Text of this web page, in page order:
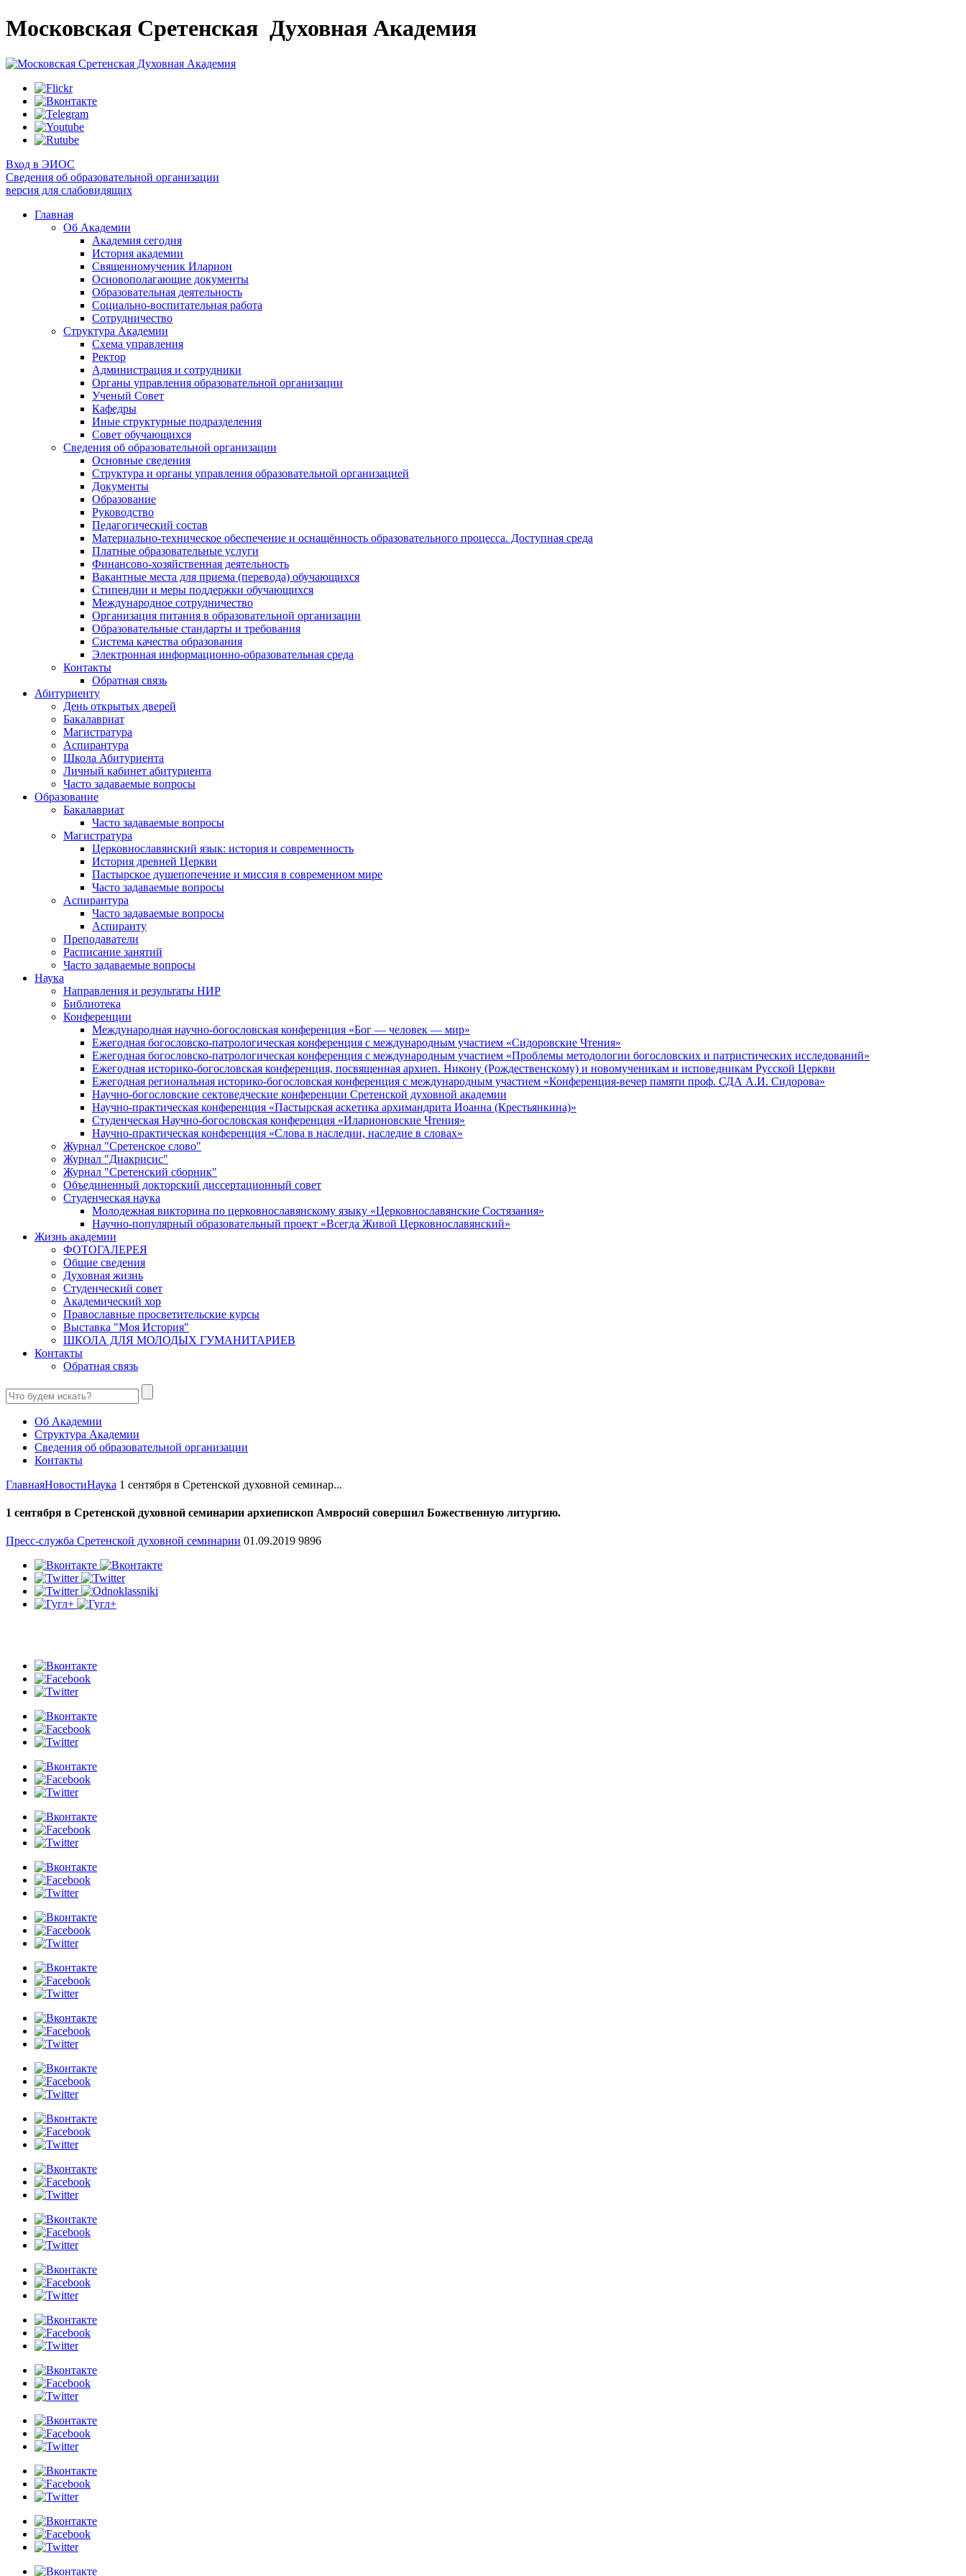
Московская Сретенская Духовная Академия
Вход в ЭИОС
Сведения об образовательной организации
версия для слабовидящих
Главная
Об Академии
Академия сегодня
История академии
Священномученик Иларион
Основополагающие документы
Образовательная деятельность
Социально-воспитательная работа
Сотрудничество
Структура Академии
Схема управления
Ректор
Администрация и сотрудники
Органы управления образовательной организации
Ученый Совет
Кафедры
Иные структурные подразделения
Совет обучающихся
Сведения об образовательной организации
Основные сведения
Структура и органы управления образовательной организацией
Документы
Образование
Руководство
Педагогический состав
Материально-техническое обеспечение и оснащённость образовательного процесса. Доступная среда
Платные образовательные услуги
Финансово-хозяйственная деятельность
Вакантные места для приема (перевода) обучающихся
Стипендии и меры поддержки обучающихся
Международное сотрудничество
Организация питания в образовательной организации
Образовательные стандарты и требования
Система качества образования
Электронная информационно-образовательная среда
Контакты
Обратная связь
Абитуриенту
День открытых дверей
Бакалавриат
Магистратура
Аспирантура
Школа Абитуриента
Личный кабинет абитуриента
Часто задаваемые вопросы
Образование
Бакалавриат
Часто задаваемые вопросы
Магистратура
Церковнославянский язык: история и современность
История древней Церкви
Пастырское душепопечение и миссия в современном мире
Часто задаваемые вопросы
Аспирантура
Часто задаваемые вопросы
Аспиранту
Преподаватели
Расписание занятий
Часто задаваемые вопросы
Наука
Направления и результаты НИР
Библиотека
Конференции
Международная научно-богословская конференция «Бог — человек — мир»
Ежегодная богословско-патрологическая конференция с международным участием «Сидоровские Чтения»
Ежегодная богословско-патрологическая конференция с международным участием «Проблемы методологии богословских и патристических исследований»
Ежегодная историко-богословская конференция, посвященная архиеп. Никону (Рождественскому) и новомученикам и исповедникам Русской Церкви
Ежегодная региональная историко-богословская конференция с международным участием «Конференция-вечер памяти проф. СДА А.И. Сидорова»
Научно-богословские сектоведческие конференции Сретенской духовной академии
Научно-практическая конференция «Пастырская аскетика архимандрита Иоанна (Крестьянкина)»
Студенческая Научно-богословская конференция «Иларионовские Чтения»
Научно-практическая конференция «Cлова в наследии, наследие в словах»
Журнал "Сретенское слово"
Журнал "Диакрисис"
Журнал "Сретенский сборник"
Объединенный докторский диссертационный совет
Студенческая наука
Молодежная викторина по церковнославянскому языку «Церковнославянские Состязания»
Научно-популярный образовательный проект «Всегда Живой Церковнославянский»
Жизнь академии
ФОТОГАЛЕРЕЯ
Общие сведения
Духовная жизнь
Студенческий совет
Академический хор
Православные просветительские курсы
Выставка "Моя История"
ШКОЛА ДЛЯ МОЛОДЫХ ГУМАНИТАРИЕВ
Контакты
Обратная связь
Об Академии
Структура Академии
Сведения об образовательной организации
Контакты
ГлавнаяНовостиНаука 1 сентября в Сретенской духовной семинар...
1 сентября в Сретенской духовной семинарии архиепископ Амвросий совершил Божественную литургию.
Пресс-служба Сретенской духовной семинарии 01.09.2019 9896